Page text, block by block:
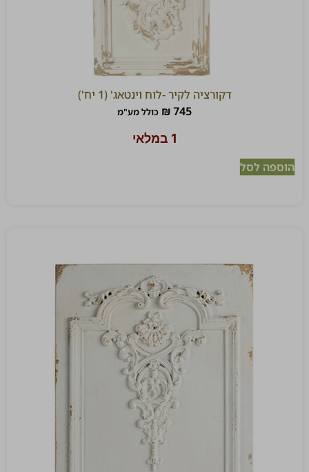
דקורציה לקיר -לוח וינטאג' (1 יח')
₪745 כולל מע"מ
1 במלאי
הוספה לסל